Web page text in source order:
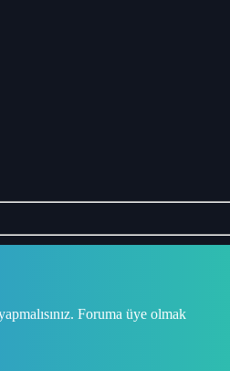
Foruma üye olmak